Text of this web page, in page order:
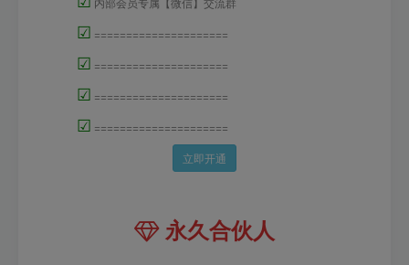
☑ =====================
☑ =====================
☑ =====================
☑ =====================
立即开通
永久合伙人